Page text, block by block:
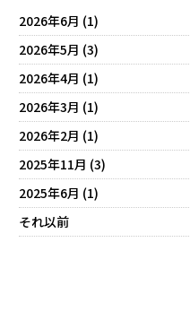
2026年6月 (1)
2026年5月 (3)
2026年4月 (1)
2026年3月 (1)
2026年2月 (1)
2025年11月 (3)
2025年6月 (1)
それ以前